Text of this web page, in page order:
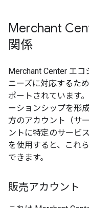
Merchant
関係
Merchant Center エ
ニーズに対応するた
ポートされています
ーションシップを形
方のアカウント（サ
ントに特定のサービ
を使用すると、これ
できます。
販売アカウント